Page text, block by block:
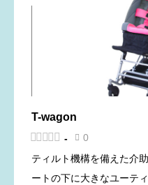
T-wagon
   -  0
ティルト機構を備えた介
ートの下に大きなユーテ